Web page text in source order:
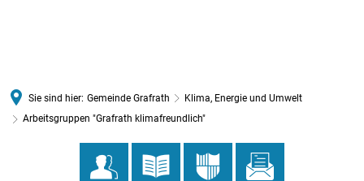
Sie sind hier: Gemeinde Grafrath
Klima, Energie und Umwelt
Arbeitsgruppen "Grafrath klimafreundlich"